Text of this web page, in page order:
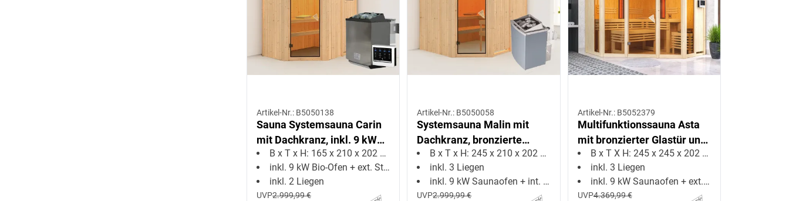
Artikel-Nr.: B5050138
Sauna Systemsauna Carin
mit Dachkranz, inkl. 9 kW
Bio-Ofen mit externer
Steuerung
B x T x H: 165 x 210 x 202 cm
inkl. 9 kW Bio-Ofen + ext. Steuerung
inkl. 2 Liegen
UVP2.999,99 €
Artikel-Nr.: B5050058
Systemsauna Malin mit
Dachkranz, bronzierte
Ganzglastür, inkl. 9 kW
Saunaofen integr.
Steuerung
B x T x H: 245 x 210 x 202 cm
inkl. 3 Liegen
inkl. 9 kW Saunaofen + int. Steuerung
UVP2.999,99 €
Artikel-Nr.: B5052379
Multifunktionssauna Asta
mit bronzierter Glastür und
Dachkranz + 9 kW
Saunaofen ext. Strg.
B x T X H: 245 x 245 x 202 cm
inkl. 3 Liegen
inkl. 9 kW Saunaofen + ext. Steuerung
UVP4.369,99 €